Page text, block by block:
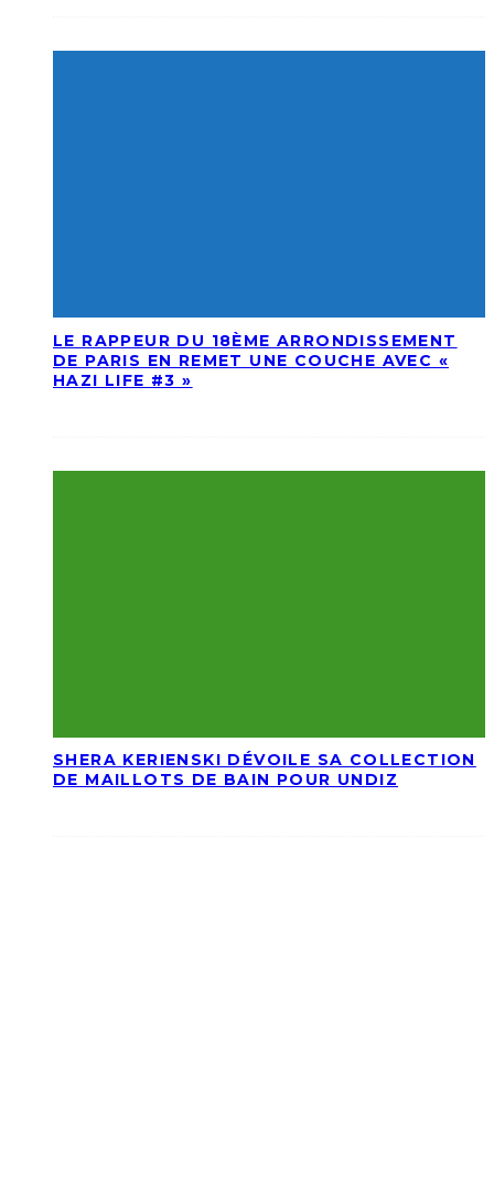
LE RAPPEUR DU 18ÈME ARRONDISSEMENT
DE PARIS EN REMET UNE COUCHE AVEC «
HAZI LIFE #3 »
SHERA KERIENSKI DÉVOILE SA COLLECTION
DE MAILLOTS DE BAIN POUR UNDIZ